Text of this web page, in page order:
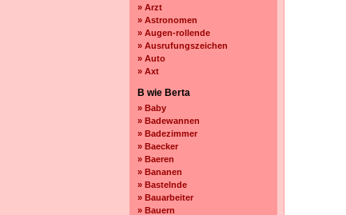
» Arzt
» Astronomen
» Augen-rollende
» Ausrufungszeichen
» Auto
» Axt
B wie Berta
» Baby
» Badewannen
» Badezimmer
» Baecker
» Baeren
» Bananen
» Bastelnde
» Bauarbeiter
» Bauern